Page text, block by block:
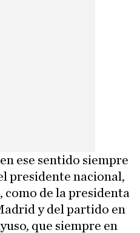
ese sentido siempre
presidente nacional,
de la presidenta
y del partido en
que siempre en